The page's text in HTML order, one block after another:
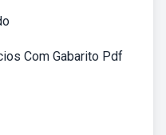
Com Gabarito Pdf